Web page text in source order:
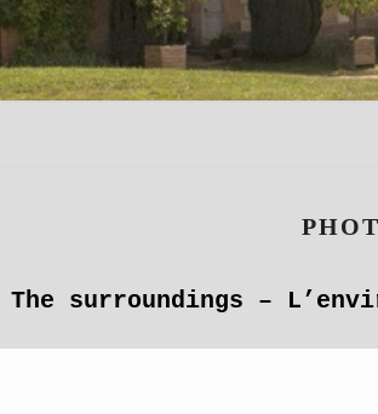
The surroundings –